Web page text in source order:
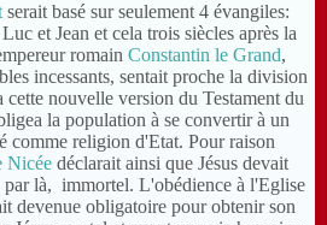
serait basé sur seulement 4 évangiles:
et Jean et cela trois siècles après la
romain Constantin le Grand,
incessants, sentait proche la division
nouvelle version du Testament du
la population à se convertir à un
comme religion d'Etat. Pour raison
Nicée déclarait ainsi que Jésus devait
là, immortel. L'obédience à l'Eglise
devenue obligatoire pour obtenir son